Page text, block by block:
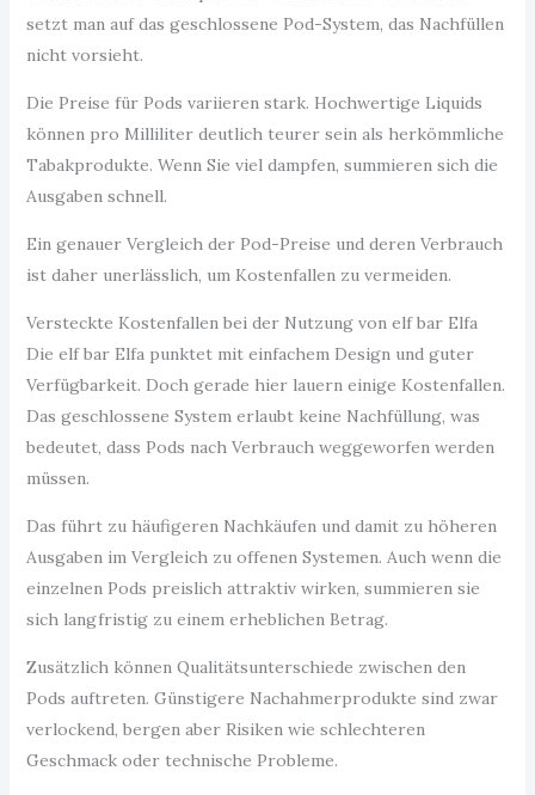
setzt man auf das geschlossene Pod-System, das Nachfüllen
nicht vorsieht.
Die Preise für Pods variieren stark. Hochwertige Liquids
können pro Milliliter deutlich teurer sein als herkömmliche
Tabakprodukte. Wenn Sie viel dampfen, summieren sich die
Ausgaben schnell.
Ein genauer Vergleich der Pod-Preise und deren Verbrauch
ist daher unerlässlich, um Kostenfallen zu vermeiden.
Versteckte Kostenfallen bei der Nutzung von elf bar Elfa
Die elf bar Elfa punktet mit einfachem Design und guter
Verfügbarkeit. Doch gerade hier lauern einige Kostenfallen.
Das geschlossene System erlaubt keine Nachfüllung, was
bedeutet, dass Pods nach Verbrauch weggeworfen werden
müssen.
Das führt zu häufigeren Nachkäufen und damit zu höheren
Ausgaben im Vergleich zu offenen Systemen. Auch wenn die
einzelnen Pods preislich attraktiv wirken, summieren sie
sich langfristig zu einem erheblichen Betrag.
Zusätzlich können Qualitätsunterschiede zwischen den
Pods auftreten. Günstigere Nachahmerprodukte sind zwar
verlockend, bergen aber Risiken wie schlechteren
Geschmack oder technische Probleme.